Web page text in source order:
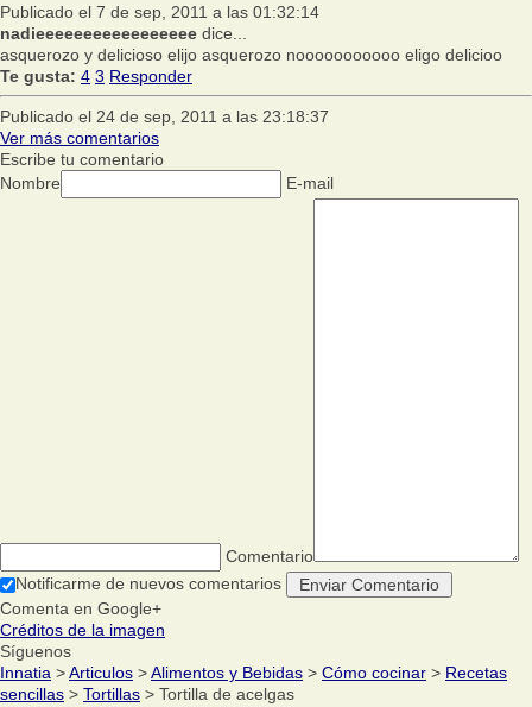
Publicado el 7 de sep, 2011 a las 01:32:14
nadieeeeeeeeeeeeeeeee dice...
asquerozo y delicioso elijo asquerozo nooooooooooo eligo delicioo
Te gusta: 4 3 Responder
Publicado el 24 de sep, 2011 a las 23:18:37
Ver más comentarios
Escribe tu comentario
Nombre
E-mail
Comentario
Notificarme de nuevos comentarios
Comenta en Google+
Créditos de la imagen
Síguenos
Innatia >Articulos >Alimentos y Bebidas > Cómo cocinar > Recetas
sencillas > Tortillas > Tortilla de acelgas